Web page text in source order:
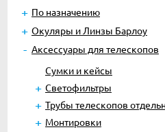
По назначению
Окуляры и Линзы Барлоу
Аксессуары для телескопов
Сумки и кейсы
Светофильтры
Трубы телескопов
Монтировки